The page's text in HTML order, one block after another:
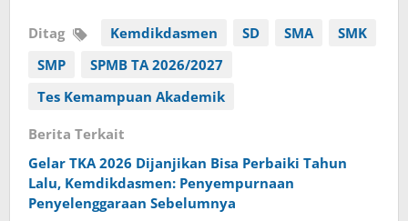
Ditag Kemdikdasmen SD SMA
SMK
SMP
SPMB TA 2026/2027
Tes Kemampuan Akademik
Berita Terkait
Gelar TKA 2026 Dijanjikan Bisa Perbaiki Tahun
Lalu, Kemdikdasmen: Penyempurnaan
Penyelenggaraan Sebelumnya